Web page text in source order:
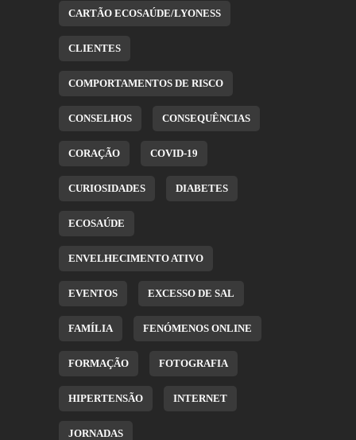
CARTÃO ECOSAÚDE/LYONESS
CLIENTES
COMPORTAMENTOS DE RISCO
CONSELHOS CONSEQUÊNCIAS
CORAÇÃO COVID-19
CURIOSIDADES DIABETES
ECOSAÚDE
ENVELHECIMENTO ATIVO
EVENTOS EXCESSO DE SAL
FAMÍLIA FENÓMENOS ONLINE
FORMAÇÃO FOTOGRAFIA
HIPERTENSÃO INTERNET
JORNADAS